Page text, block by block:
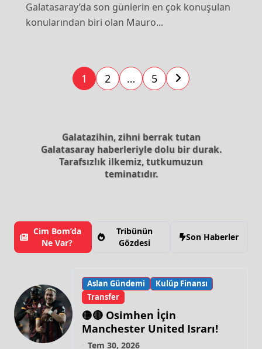
Galatasaray’da son günlerin en çok konuşulan
konularından biri olan Mauro...
1 2 … 5
Galatazihin, zihni berrak tutan
Galatasaray haberleriyle dolu bir durak.
Tarafsızlık ilkemiz, tutkumuzun
teminatıdır.
Cim Bom’da
Ne Var?
Tribünün
Gözdesi
Son Haberler
Aslan Gündemi
Kulüp Finansı
Transfer
🟡🔴 Osimhen İçin
Manchester United Israrı!
Tem 30, 2026